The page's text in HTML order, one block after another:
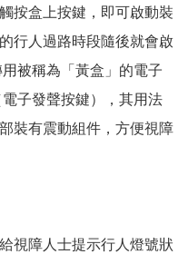
按盒上按鍵，即可啟動裝
行人過路時段隨後就會啟
被稱為「黃盒」的電子
子發聲按鍵），其用法
裝有震動組件，方便視障
視障人士提示行人燈號狀